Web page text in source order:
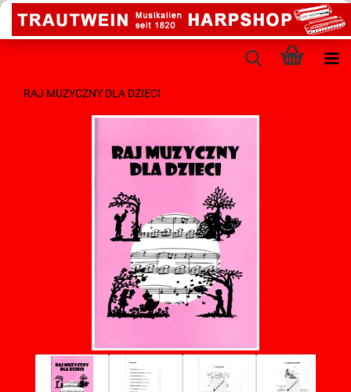
RAJ MUZYCZNY DLA DZIECI